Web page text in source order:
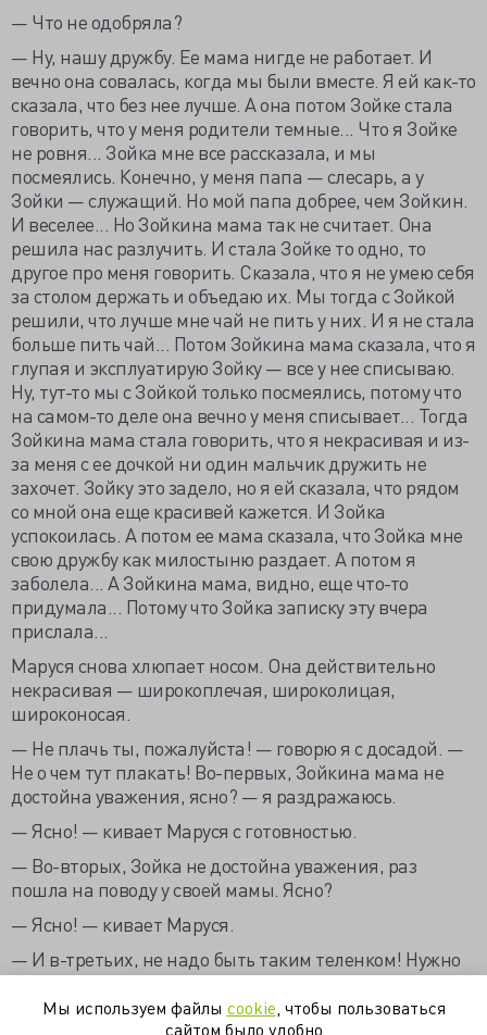
— Что не одобряла?
— Ну, нашу дружбу. Ее мама нигде не работает. И
вечно она совалась, когда мы были вместе. Я ей как-то
сказала, что без нее лучше. А она потом Зойке стала
говорить, что у меня родители темные... Что я Зойке
не ровня... Зойка мне все рассказала, и мы
посмеялись. Конечно, у меня папа — слесарь, а у
Зойки — служащий. Но мой папа добрее, чем Зойкин.
И веселее... Но Зойкина мама так не считает. Она
решила нас разлучить. И стала Зойке то одно, то
другое про меня говорить. Сказала, что я не умею себя
за столом держать и объедаю их. Мы тогда с Зойкой
решили, что лучше мне чай не пить у них. И я не стала
больше пить чай... Потом Зойкина мама сказала, что я
глупая и эксплуатирую Зойку — все у нее списываю.
Ну, тут-то мы с Зойкой только посмеялись, потому что
на самом-то деле она вечно у меня списывает... Тогда
Зойкина мама стала говорить, что я некрасивая и из-
за меня с ее дочкой ни один мальчик дружить не
захочет. Зойку это задело, но я ей сказала, что рядом
со мной она еще красивей кажется. И Зойка
успокоилась. А потом ее мама сказала, что Зойка мне
свою дружбу как милостыню раздает. А потом я
заболела... А Зойкина мама, видно, еще что-то
придумала... Потому что Зойка записку эту вчера
прислала...
Маруся снова хлюпает носом. Она действительно
некрасивая — широкоплечая, широколицая,
широконосая.
— Не плачь ты, пожалуйста! — говорю я с досадой. —
Не о чем тут плакать! Во-первых, Зойкина мама не
достойна уважения, ясно? — я раздражаюсь.
— Ясно! — кивает Маруся с готовностью.
— Во-вторых, Зойка не достойна уважения, раз
пошла на поводу у своей мамы. Ясно?
— Ясно! — кивает Маруся.
— И в-третьих, не надо быть таким теленком! Нужно
быть гордой. А ты слушала безропотно, как тебя
оскорбляют! Ясно?
Мы используем файлы cookie , чтобы пользоваться
сайтом было удобно